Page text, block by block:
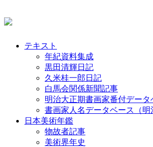
テキスト
年紀資料集成
黒田清輝日記
久米桂一郎日記
白馬会関係新聞記事
明治大正期書画家番付データ
書画家人名データベース（
日本美術年鑑
物故者記事
美術界年史